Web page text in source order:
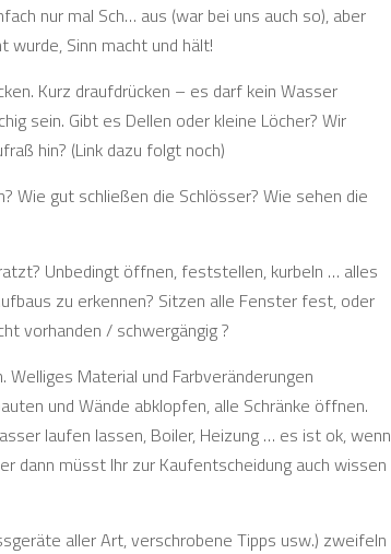
nur mal Sch… aus (war bei uns auch so), aber
wurde, Sinn macht und hält!
Kurz draufdrücken – es darf kein Wasser
sein. Gibt es Dellen oder kleine Löcher? Wir
hin? (Link dazu folgt noch)
Wie gut schließen die Schlösser? Wie sehen die
Unbedingt öffnen, feststellen, kurbeln … alles
zu erkennen? Sitzen alle Fenster fest, oder
vorhanden / schwergängig ?
Material und Farbveränderungen
und Wände abklopfen, alle Schränke öffnen.
laufen lassen, Boiler, Heizung … es ist ok, wenn
dann müsst Ihr zur Kaufentscheidung auch wissen
aller Art, verschrobene Tipps usw.) zweifeln